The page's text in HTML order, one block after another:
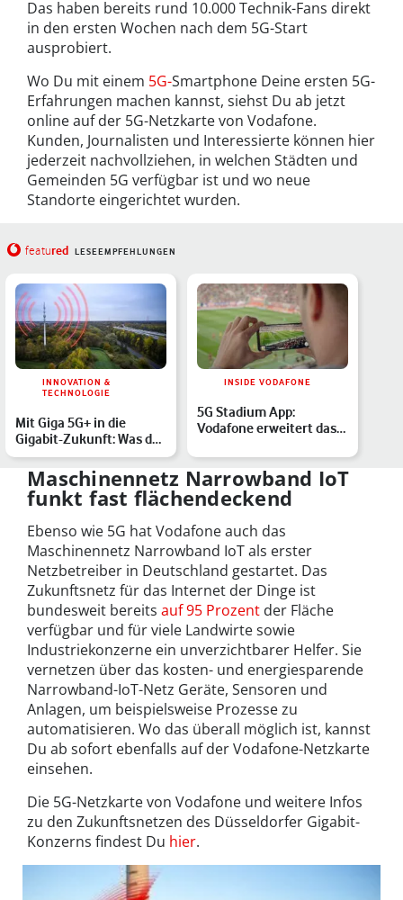
Das haben bereits rund 10.000 Technik-Fans direkt
in den ersten Wochen nach dem 5G-Start
ausprobiert.
Wo Du mit einem 5G-Smartphone Deine ersten 5G-
Erfahrungen machen kannst, siehst Du ab jetzt
online auf der 5G-Netzkarte von Vodafone.
Kunden, Journalisten und Interessierte können hier
jederzeit nachvollziehen, in welchen Städten und
Gemeinden 5G verfügbar ist und wo neue
Standorte eingerichtet wurden.
featured LESEEMPFEHLUNGEN
INNOVATION &
TECHNOLOGIE
Mit Giga 5G+ in die
Gigabit-Zukunft: Was das
Echtzeit-Netz möglic…
INSIDE VODAFONE
5G Stadium App:
Vodafone erweitert das
Augme…
Maschinennetz Narrowband IoT
funkt fast flächendeckend
Ebenso wie 5G hat Vodafone auch das
Maschinennetz Narrowband IoT als erster
Netzbetreiber in Deutschland gestartet. Das
Zukunftsnetz für das Internet der Dinge ist
bundesweit bereits auf 95 Prozent der Fläche
verfügbar und für viele Landwirte sowie
Industriekonzerne ein unverzichtbarer Helfer. Sie
vernetzen über das kosten- und energiesparende
Narrowband-IoT-Netz Geräte, Sensoren und
Anlagen, um beispielsweise Prozesse zu
automatisieren. Wo das überall möglich ist, kannst
Du ab sofort ebenfalls auf der Vodafone-Netzkarte
einsehen.
Die 5G-Netzkarte von Vodafone und weitere Infos
zu den Zukunftsnetzen des Düsseldorfer Gigabit-
Konzerns findest Du hier.